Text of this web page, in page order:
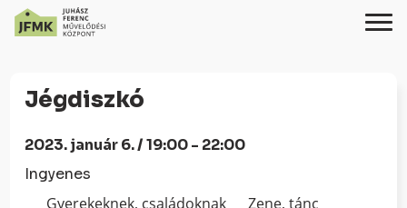
Content
navigációhoz
Jégdiszkó
2023. január 6. / 19:00 - 22:00
Ingyenes
Gyerekeknek, családoknak Zene, tánc